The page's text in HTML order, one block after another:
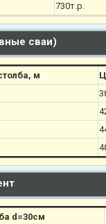
730т.р.
сваи)
м
d=30см